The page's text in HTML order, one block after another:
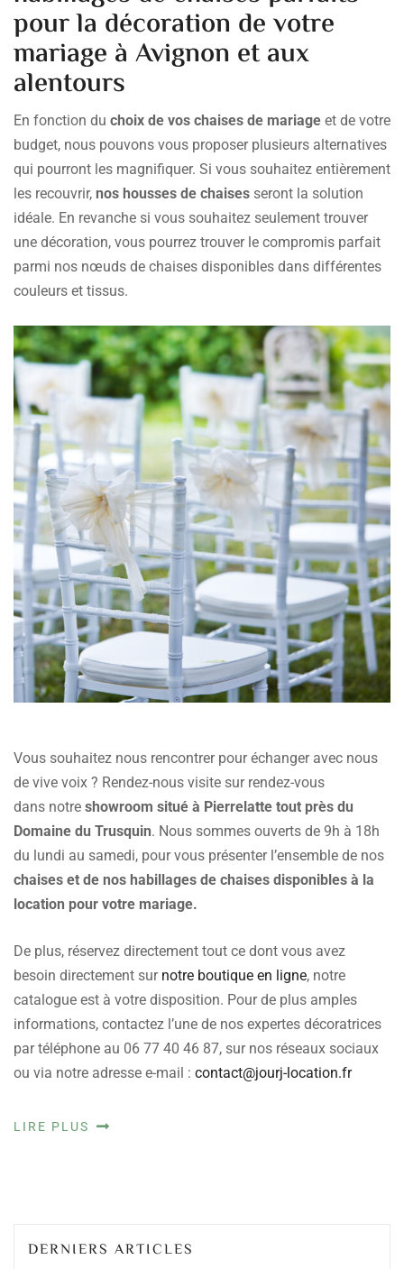
DERNIERS ARTICLES
pour la décoration de votre
mariage à Avignon et aux
alentours
En fonction du choix de vos chaises de mariage et de votre
budget, nous pouvons vous proposer plusieurs alternatives
qui pourront les magnifiquer. Si vous souhaitez entièrement
les recouvrir, nos housses de chaises seront la solution
idéale. En revanche si vous souhaitez seulement trouver
une décoration, vous pourrez trouver le compromis parfait
parmi nos nœuds de chaises disponibles dans différentes
couleurs et tissus.
Vous souhaitez nous rencontrer pour échanger avec nous
de vive voix ? Rendez-nous visite sur rendez-vous
dans notre showroom situé à Pierrelatte tout près du
Domaine du Trusquin. Nous sommes ouverts de 9h à 18h
du lundi au samedi, pour vous présenter l’ensemble de nos
chaises et de nos habillages de chaises disponibles à la
location pour votre mariage.
De plus, réservez directement tout ce dont vous avez
besoin directement sur notre boutique en ligne, notre
catalogue est à votre disposition. Pour de plus amples
informations, contactez l’une de nos expertes décoratrices
par téléphone au 06 77 40 46 87, sur nos réseaux sociaux
ou via notre adresse e-mail : contact@jourj-location.fr
LIRE PLUS